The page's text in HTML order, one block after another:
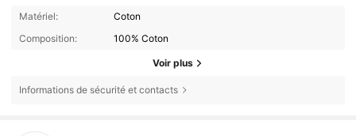
Matériel:
Coton
Composition:
100% Coton
Voir plus
Informations de sécurité et contacts